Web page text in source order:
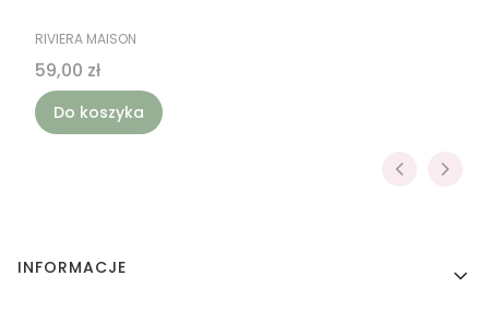
PRODUCENT
RIVIERA MAISON
Cena
59,00 zł
Do koszyka
Linki w stopce
INFORMACJE